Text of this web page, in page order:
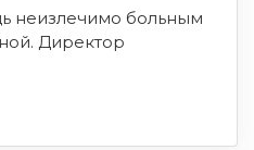
неизлечимо больным
Директор